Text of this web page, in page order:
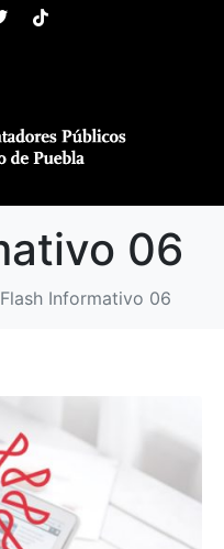
06
Flash Informativo 06